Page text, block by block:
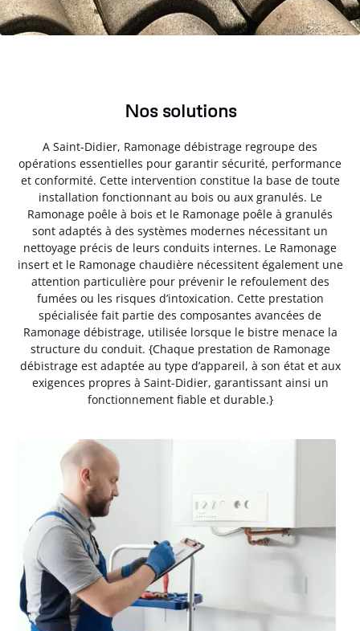
Nos solutions
A Saint-Didier, Ramonage débistrage regroupe des
opérations essentielles pour garantir sécurité, performance
et conformité. Cette intervention constitue la base de toute
installation fonctionnant au bois ou aux granulés. Le
Ramonage poêle à bois et le Ramonage poêle à granulés
sont adaptés à des systèmes modernes nécessitant un
nettoyage précis de leurs conduits internes. Le Ramonage
insert et le Ramonage chaudière nécessitent également une
attention particulière pour prévenir le refoulement des
fumées ou les risques d’intoxication. Cette prestation
spécialisée fait partie des composantes avancées de
Ramonage débistrage, utilisée lorsque le bistre menace la
structure du conduit. {Chaque prestation de Ramonage
débistrage est adaptée au type d’appareil, à son état et aux
exigences propres à Saint-Didier, garantissant ainsi un
fonctionnement fiable et durable.}